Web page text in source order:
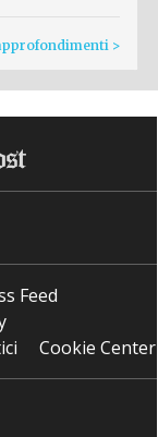
>
Feed
Cookie Center